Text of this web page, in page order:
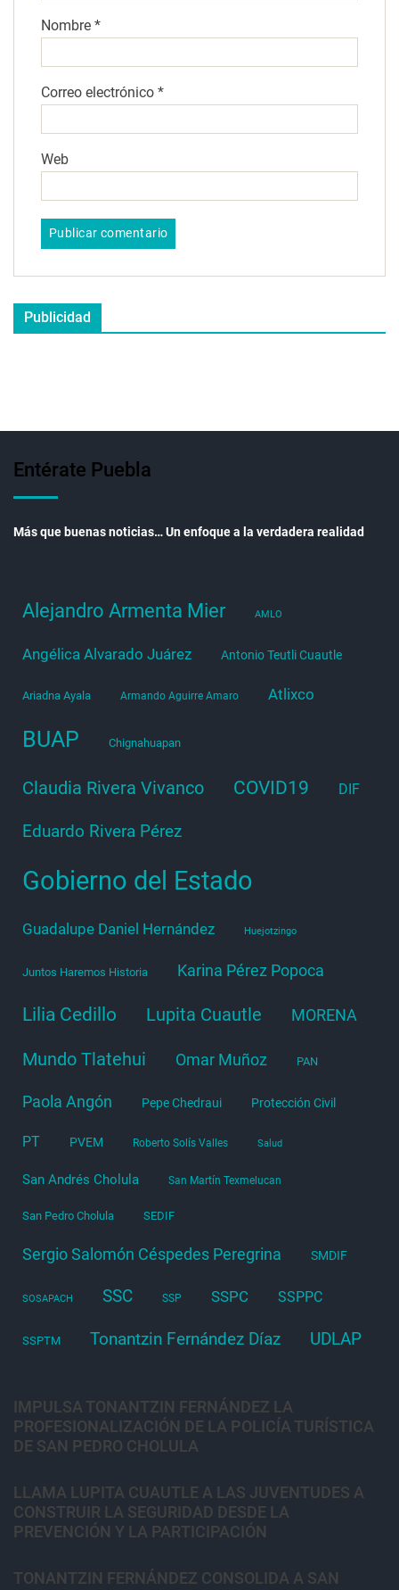
Nombre *
Correo electrónico *
Web
Publicidad
Entérate Puebla
Más que buenas noticias… Un enfoque a la verdadera realidad
Alejandro Armenta Mier AMLO
Angélica Alvarado Juárez Antonio Teutli Cuautle
Ariadna Ayala Armando Aguirre Amaro Atlixco
BUAP Chignahuapan
Claudia Rivera Vivanco COVID19 DIF
Eduardo Rivera Pérez
Gobierno del Estado
Guadalupe Daniel Hernández Huejotzingo
Juntos Haremos Historia Karina Pérez Popoca
Lilia Cedillo Lupita Cuautle MORENA
Mundo Tlatehui Omar Muñoz PAN
Paola Angón Pepe Chedraui Protección Civil
PT PVEM Roberto Solís Valles Salud
San Andrés Cholula San Martín Texmelucan
San Pedro Cholula SEDIF
Sergio Salomón Céspedes Peregrina SMDIF
SOSAPACH SSC SSP SSPC SSPPC
SSPTM Tonantzin Fernández Díaz UDLAP
IMPULSA TONANTZIN FERNÁNDEZ LA
PROFESIONALIZACIÓN DE LA POLICÍA TURÍSTICA
DE SAN PEDRO CHOLULA
LLAMA LUPITA CUAUTLE A LAS JUVENTUDES A
CONSTRUIR LA SEGURIDAD DESDE LA
PREVENCIÓN Y LA PARTICIPACIÓN
TONANTZIN FERNÁNDEZ CONSOLIDA A SAN